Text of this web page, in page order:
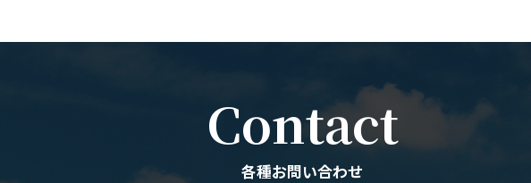
Contact
各種お問い合わせ